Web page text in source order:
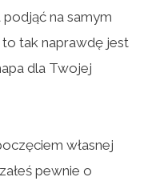
na samym
to tak naprawdę jest
dla Twojej
własnej
pewnie o